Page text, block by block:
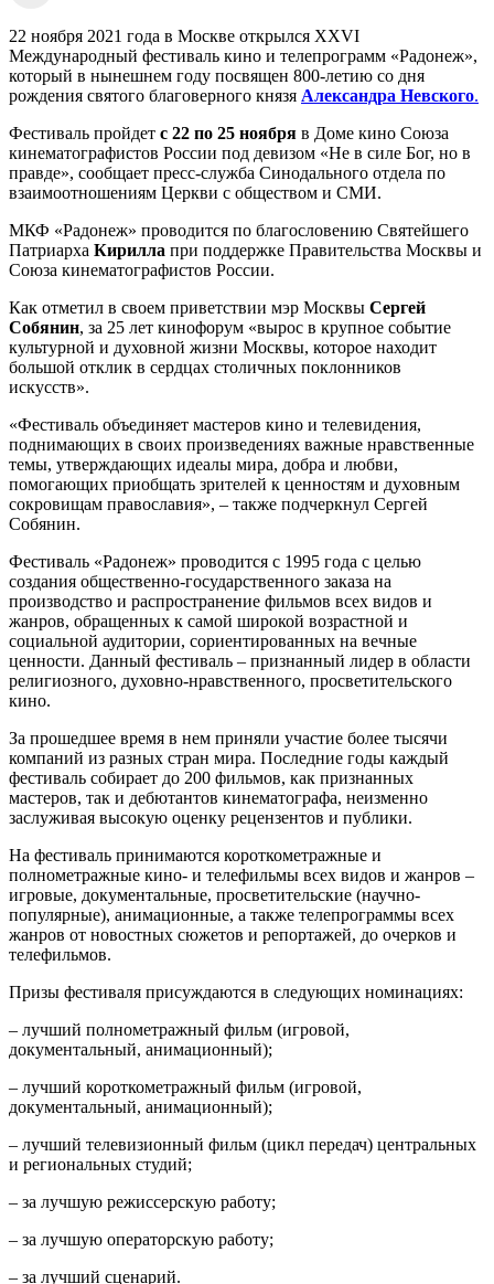
22 ноября 2021 года в Москве открылся XXVI
Международный фестиваль кино и телепрограмм «Радонеж»,
который в нынешнем году посвящен 800-летию со дня
рождения святого благоверного князя Александра Невского.
Фестиваль пройдет с 22 по 25 ноября в Доме кино Союза
кинематографистов России под девизом «Не в силе Бог, но в
правде», сообщает пресс-служба Синодального отдела по
взаимоотношениям Церкви с обществом и СМИ.
МКФ «Радонеж» проводится по благословению Святейшего
Патриарха Кирилла при поддержке Правительства Москвы и
Союза кинематографистов России.
Как отметил в своем приветствии мэр Москвы Сергей
Собянин, за 25 лет кинофорум «вырос в крупное событие
культурной и духовной жизни Москвы, которое находит
большой отклик в сердцах столичных поклонников
искусств».
«Фестиваль объединяет мастеров кино и телевидения,
поднимающих в своих произведениях важные нравственные
темы, утверждающих идеалы мира, добра и любви,
помогающих приобщать зрителей к ценностям и духовным
сокровищам православия», – также подчеркнул Сергей
Собянин.
Фестиваль «Радонеж» проводится с 1995 года с целью
создания общественно-государственного заказа на
производство и распространение фильмов всех видов и
жанров, обращенных к самой широкой возрастной и
социальной аудитории, сориентированных на вечные
ценности. Данный фестиваль – признанный лидер в области
религиозного, духовно-нравственного, просветительского
кино.
За прошедшее время в нем приняли участие более тысячи
компаний из разных стран мира. Последние годы каждый
фестиваль собирает до 200 фильмов, как признанных
мастеров, так и дебютантов кинематографа, неизменно
заслуживая высокую оценку рецензентов и публики.
На фестиваль принимаются короткометражные и
полнометражные кино- и телефильмы всех видов и жанров –
игровые, документальные, просветительские (научно-
популярные), анимационные, а также телепрограммы всех
жанров от новостных сюжетов и репортажей, до очерков и
телефильмов.
Призы фестиваля присуждаются в следующих номинациях:
– лучший полнометражный фильм (игровой,
документальный, анимационный);
– лучший короткометражный фильм (игровой,
документальный, анимационный);
– лучший телевизионный фильм (цикл передач) центральных
и региональных студий;
– за лучшую режиссерскую работу;
– за лучшую операторскую работу;
– за лучший сценарий.